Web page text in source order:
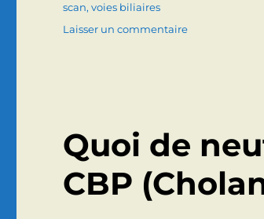
scan,voies biliaires
Laisser un commentairesur
Signes,
diagnostic,
traitement.
Quoi de
CBP